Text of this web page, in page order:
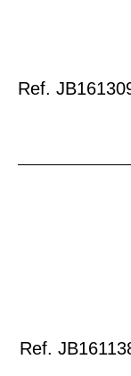
Ref.
Ref.